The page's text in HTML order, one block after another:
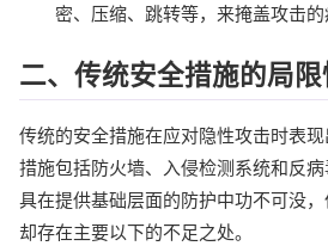
密、压缩、跳转等，来掩盖攻击的
二、传统安全措施的局限
传统的安全措施在应对隐性攻击时表
措施包括防火墙、入侵检测系统和反
具在提供基础层面的防护中功不可没
却存在主要以下的不足之处。